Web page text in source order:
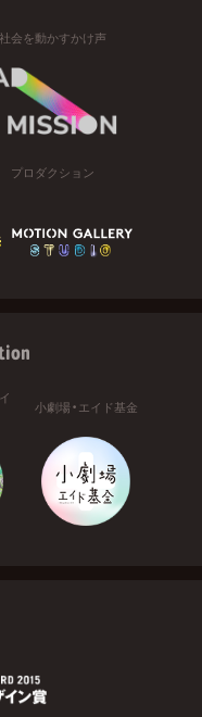
社会を動かすかけ声
プロダクション
小劇場・エイド基金